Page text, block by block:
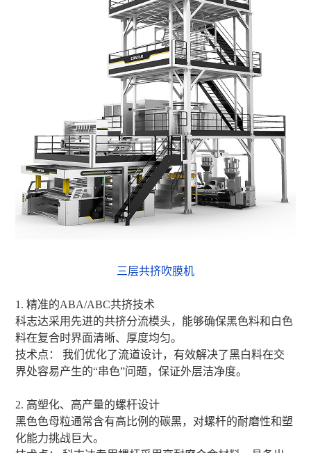
三层共挤吹膜机
1. 精准的ABA/ABC共挤技术
科志达采用先进的共挤分流模头，能够确保黑色料和白色
料在复合时界面清晰、厚度均匀。
技术点： 我们优化了流道设计，有效解决了黑白料在交
界处容易产生的“串色”问题，保证外层洁净度。
2. 高塑化、高产量的螺杆设计
黑色色母粒通常含有高比例的碳黑，对螺杆的耐磨性和塑
化能力挑战巨大。